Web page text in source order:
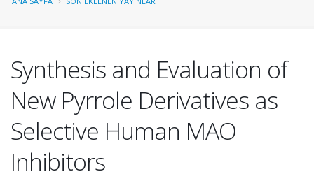
Synthesis and Evaluation of
New Pyrrole Derivatives as
Selective Human MAO
Inhibitors